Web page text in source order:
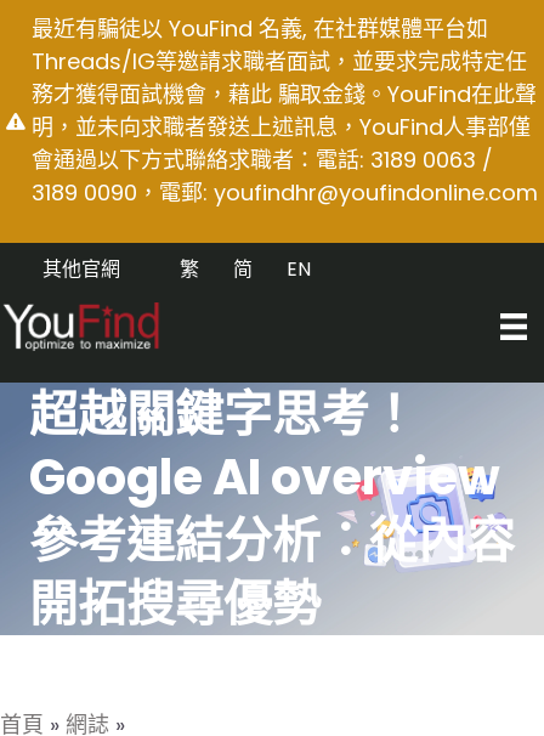
content
最近有騙徒以 YouFind 名義, 在社群媒體平台如
Threads/IG等邀請求職者面試，並要求完成特定任
務才獲得面試機會，藉此 騙取金錢。YouFind在此聲
明，並未向求職者發送上述訊息，YouFind人事部僅
會通過以下方式聯絡求職者：電話: 3189 0063 /
3189 0090，電郵: youfindhr@youfindonline.com
其他官網 EN
简
繁
超越關鍵字思考！
Google AI overview
參考連結分析：從內容
開拓搜尋優勢
首頁 » 網誌 »